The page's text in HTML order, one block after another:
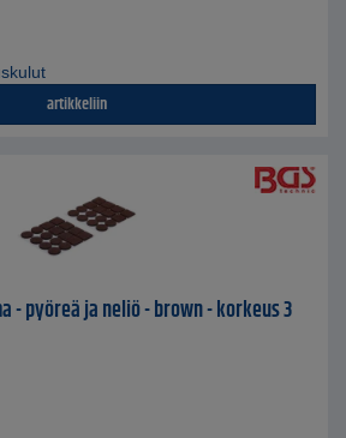
artikkeliin
- pyöreä ja neliö - brown - korkeus 3